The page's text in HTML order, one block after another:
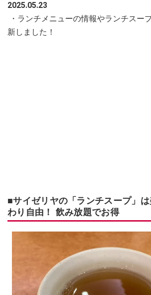
2025.05.23
・ランチメニューの情報やランチスー
新しました！
■サイゼリヤの「ランチスープ」
わり自由！ 飲み放題でお得